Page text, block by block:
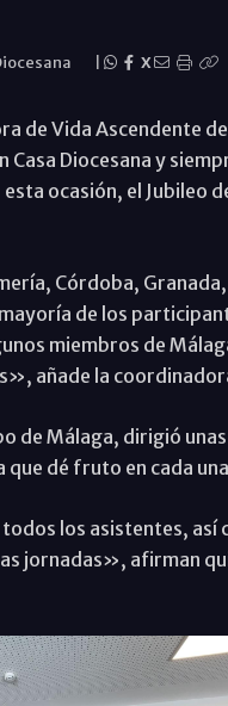
X
de Vida Ascendente
Diocesana y
ocasión, el Jubileo
Córdoba,
de los
miembros de
añade la
de Málaga, dirigió
dé fruto en cada
los asistentes, así
jornadas», afirman